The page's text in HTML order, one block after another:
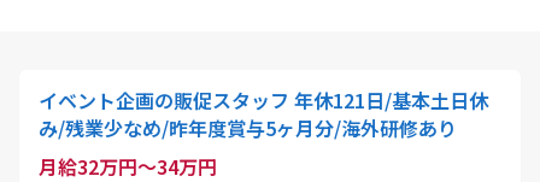
イベント企画の販促スタッフ 年休121日/基本土日休
み/残業少なめ/昨年度賞与5ヶ月分/海外研修あり
月給32万円～34万円